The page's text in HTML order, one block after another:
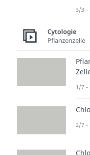
Die
des
3/3 –
Cytologie
Pflanzenzelle
1/7 –
2/7 –